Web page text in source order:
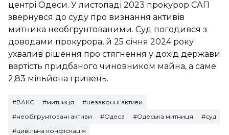
центрі Одеси. У листопаді 2023 прокурор САП
звернувся до суду про визнання активів
митника необгрунтованими. Суд погодився з
доводами прокурора, й 25 січня 2024 року
ухвалив рішення про стягнення у дохід держави
вартість придбаного чиновником майна, а саме
2,83 мільйона гривень.
#ВАКС #митниця
#незаконні активи
#необгрунтовані активи
#Одеса #Одеська митниця
#суд
#цивільна конфіскація